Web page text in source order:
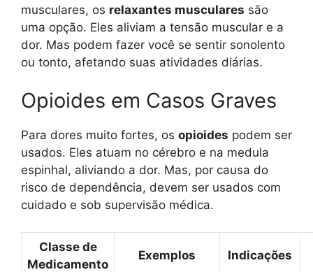
musculares, os relaxantes musculares são
uma opção. Eles aliviam a tensão muscular e a
dor. Mas podem fazer você se sentir sonolento
ou tonto, afetando suas atividades diárias.
Opioides em Casos Graves
Para dores muito fortes, os opioides podem ser
usados. Eles atuam no cérebro e na medula
espinhal, aliviando a dor. Mas, por causa do
risco de dependência, devem ser usados com
cuidado e sob supervisão médica.
Classe de
Medicamento
Exemplos Indicações